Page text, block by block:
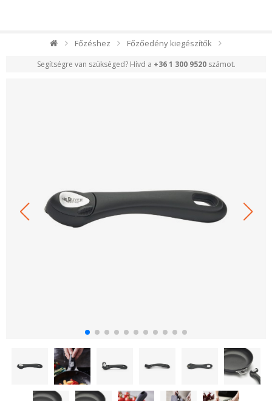
Főzéshez Főzőedény kiegészítők
Segítségre van szükséged? Hívd a +36 1 300 9520számot.